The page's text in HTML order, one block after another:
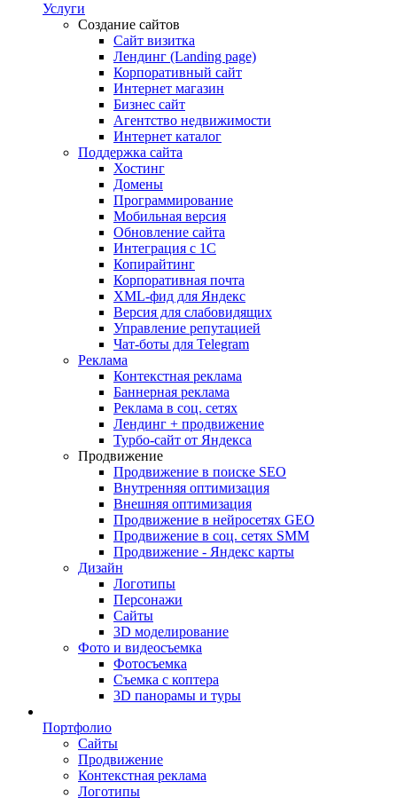
Услуги
Создание сайтов
Сайт визитка
Лендинг (Landing page)
Корпоративный сайт
Интернет магазин
Бизнес сайт
Агентство недвижимости
Интернет каталог
Поддержка сайта
Хостинг
Домены
Программирование
Мобильная версия
Обновление сайта
Интеграция с 1С
Копирайтинг
Корпоративная почта
XML-фид для Яндекс
Версия для слабовидящих
Управление репутацией
Чат-боты для Telegram
Реклама
Контекстная реклама
Баннерная реклама
Реклама в соц. сетях
Лендинг + продвижение
Турбо-сайт от Яндекса
Продвижение
Продвижение в поиске SEO
Внутренняя оптимизация
Внешняя оптимизация
Продвижение в нейросетях GEO
Продвижение в соц. сетях SMM
Продвижение - Яндекс карты
Дизайн
Логотипы
Персонажи
Сайты
3D моделирование
Фото и видеосъемка
Фотосъемка
Съемка с коптера
3D панорамы и туры
Портфолио
Сайты
Продвижение
Контекстная реклама
Логотипы